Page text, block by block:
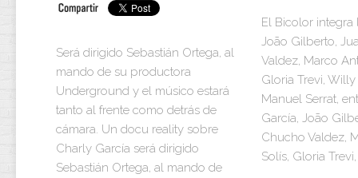
Será dirigido Sebastián Ortega, al
mando de su productora
Underground y el músico estará
tanto al frente como detrás de
cámara. Un docu reality sobre
Charly García será dirigido
Sebastián Ortega, al mando de
El Bicolor integra
João Gilberto,
Valdez, Marco
Gloria Trevi,
Manuel Serrat,
García, João
Chucho Valdez,
Solís, Gloria